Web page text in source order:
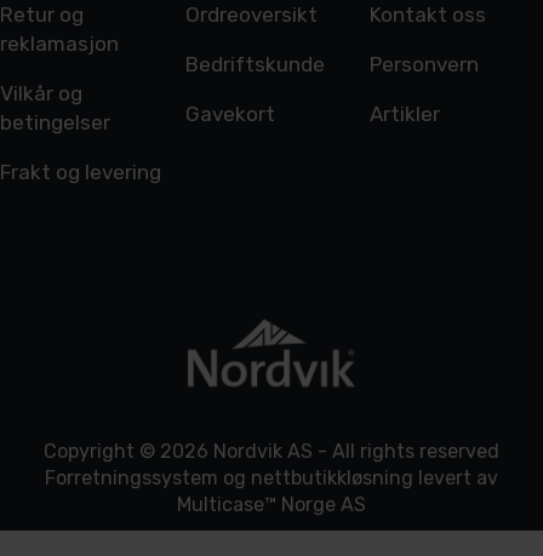
Retur og
reklamasjon
Vilkår og
betingelser
Frakt og levering
Ordreoversikt
Bedriftskunde
Gavekort
Kontakt oss
Personvern
Artikler
Copyright © 2026 Nordvik AS - All rights reserved
Forretningssystem og nettbutikkløsning levert av
Multicase™ Norge AS